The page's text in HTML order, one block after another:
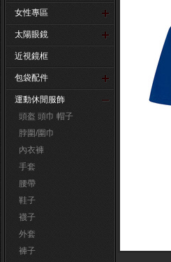
女性專區
太陽眼鏡
近視鏡框
包袋配件
運動休閒服飾
頭盔 頭巾 帽子
脖圍/圍巾
內衣褲
手套
腰帶
鞋子
襪子
外套
褲子